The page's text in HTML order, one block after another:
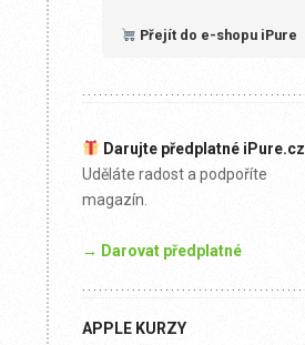
Přejít do e-shopu iPure
Darujte předplatné iPure.cz
Uděláte radost a podpoříte
magazín.
→ Darovat předplatné
APPLE KURZY